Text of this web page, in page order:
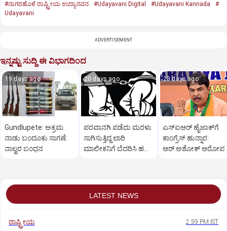
#ನಾಗರಹೊಳೆ ರಾಷ್ಟ್ರೀಯ ಉದ್ಯಾನವನ
#Udayavani Digital #Udayavani Kannada
#
Udayavani
ADVERTISEMENT
ಇನ್ನಷ್ಟು ಸುದ್ದಿ ಈ ವಿಭಾಗದಿಂದ
19 days ago
Gundlupete: ಅಕ್ರಮ
ನಾಡು ಬಂದೂಕು ಸಾಗಣೆ:
ನಾಲ್ವರ ಬಂಧನ
20 days ago
ಪರವಾನಗಿ ಪಡೆದು ಮರಳು
ಸಾಗಿಸುತ್ತಿದ್ದ ಲಾರಿ
ಮಾಲೀಕನಿಗೆ ಬೆದರಿಸಿ ಹಣ
23 days ago
ಎಸ್‌ಐಆರ್‌ ಹೈಜಾಕ್‌ಗೆ
ಕಾಂಗ್ರೆಸ್‌ ಹುನ್ನಾರ:
ಆರ್‌.ಅಶೋಕ್‌ ಆರೋಪ
LATEST NEWS
ರಾಷ್ಟ್ರೀಯ 2:59 PM IST